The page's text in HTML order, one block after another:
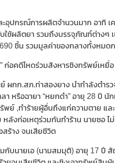
อุปกรณ์การผลิตจำนวนมาก อาทิ เ
บใช้ผลิตยา รวมถึงบรรจุภัณฑ์ต่างๆ
ชิ้น รวมมูลค่าของกลางทั้งหมดก
ก่อคดีโหดร่วมสังหารชิงทรัพย์เหยื่อ
กก.สภ.ท่าสองยาง นำกำลังตำรว
หรือฉายา “หยกดำ” อายุ 28 ปี นั
พย์ ,ทำร้ายผู้อื่นถึงแก่ความตาย แ
ลังก่อเหตุร่วมกันทำร้าน นายซอ
สร้าง จนเสียชีวิต
กับนายเอ (นามสมมุติ) อายุ 17 ปี